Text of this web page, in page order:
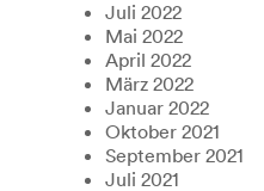
Juli 2022
Mai 2022
April 2022
März 2022
Januar 2022
Oktober 2021
September 2021
Juli 2021